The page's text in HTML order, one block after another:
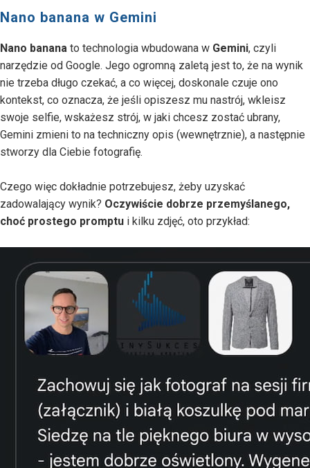
Nano banana w Gemini
Nano banana to technologia wbudowana w Gemini, czyli
narzędzie od Google. Jego ogromną zaletą jest to, że na wynik
nie trzeba długo czekać, a co więcej, doskonale czuje ono
kontekst, co oznacza, że jeśli opiszesz mu nastrój, wkleisz
swoje selfie, wskażesz strój, w jaki chcesz zostać ubrany,
Gemini zmieni to na techniczny opis (wewnętrznie), a następnie
stworzy dla Ciebie fotografię.
Czego więc dokładnie potrzebujesz, żeby uzyskać
zadowalający wynik? Oczywiście dobrze przemyślanego,
choć prostego promptu i kilku zdjęć, oto przykład: